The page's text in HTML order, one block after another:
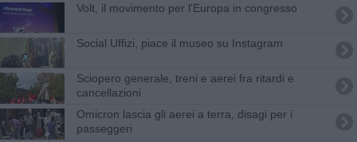
Volt, il movimento per l'Europa in congresso
Social Uffizi, piace il museo su Instagram
Sciopero generale, treni e aerei fra ritardi e
cancellazioni
Omicron lascia gli aerei a terra, disagi per i
passeggeri